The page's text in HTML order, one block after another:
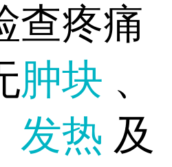
查疼痛
肿块 、
发热 及